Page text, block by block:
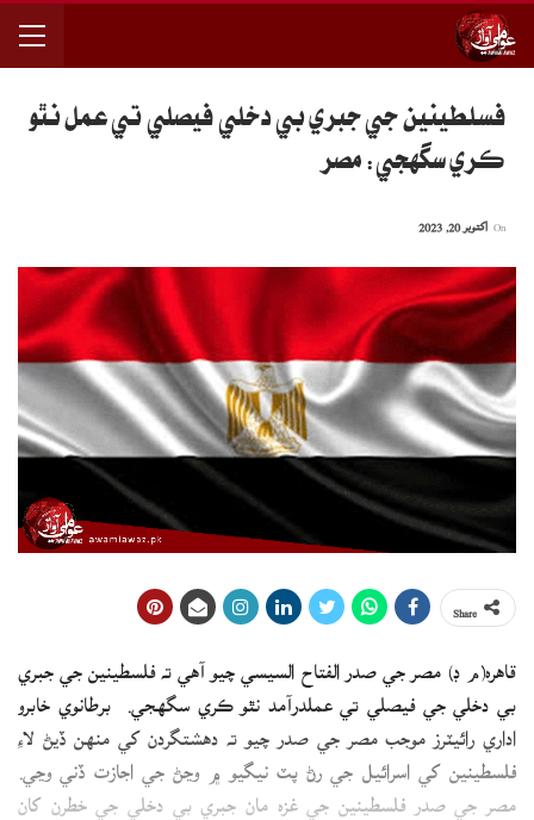
فسلطينين جي جبري بي دخلي فيصلي تي عمل نٿو
ڪري سگهجي: مصر
اکتوبر 20, 2023
قاهره(م ڊ) مصر جي صدر الفتاح السيسي چيو آهي ته فلسطينين جي جبري
بي دخلي جي فيصلي تي عملدرآمد نٿو ڪري سگهجي. برطانوي خابرو
اداري رائيٽرز موجب مصر جي صدر چيو ته دهشتگردن کي منهن ڏيڻ لاءِ
فلسطينين کي اسرائيل جي رڻ پٽ نيگيو ۾ وڃڻ جي اجازت ڏني وڃي.
مصر جي صدر فلسطينين جي غزه مان جبري بي دخلي جي خطرن کان